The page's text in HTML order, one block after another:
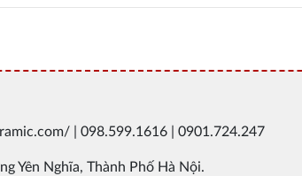
| 098.599.1616 | 0901.724.247
Yên Nghĩa, Thành Phố Hà Nội.